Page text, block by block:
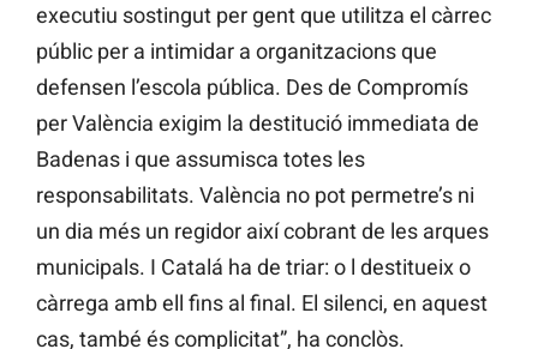
executiu sostingut per gent que utilitza el càrrec
públic per a intimidar a organitzacions que
defensen l’escola pública. Des de Compromís
per València exigim la destitució immediata de
Badenas i que assumisca totes les
responsabilitats. València no pot permetre’s ni
un dia més un regidor així cobrant de les arques
municipals. I Catalá ha de triar: o l destitueix o
càrrega amb ell fins al final. El silenci, en aquest
cas, també és complicitat”, ha conclòs.